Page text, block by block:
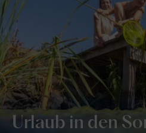
Urlaub in den